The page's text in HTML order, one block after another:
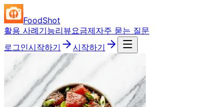
FoodShot
활용 사례기능리뷰요금제자주 묻는 질문
로그인시작하기 시작하기